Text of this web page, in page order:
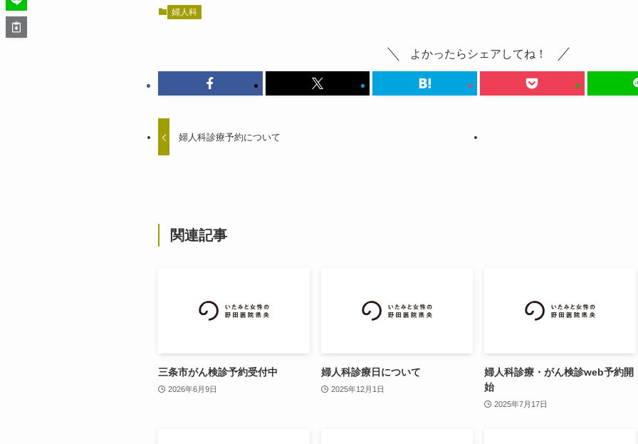
婦人科
よかったらシェアしてね！
婦人科診療予約について
関連記事
三条市がん検診予約受付中
2026年6月9日
婦人科診療日について
2025年12月1日
婦人科診療・がん検診web予約開
始
2025年7月17日